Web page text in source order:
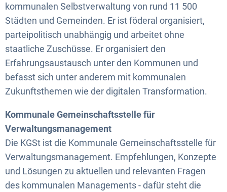
kommunalen Selbstverwaltung von rund 11 500
Städten und Gemeinden. Er ist föderal organisiert,
parteipolitisch unabhängig und arbeitet ohne
staatliche Zuschüsse. Er organisiert den
Erfahrungsaustausch unter den Kommunen und
befasst sich unter anderem mit kommunalen
Zukunftsthemen wie der digitalen Transformation.
Kommunale Gemeinschaftsstelle für
Verwaltungsmanagement
Die KGSt ist die Kommunale Gemeinschaftsstelle für
Verwaltungsmanagement. Empfehlungen, Konzepte
und Lösungen zu aktuellen und relevanten Fragen
des kommunalen Managements - dafür steht die